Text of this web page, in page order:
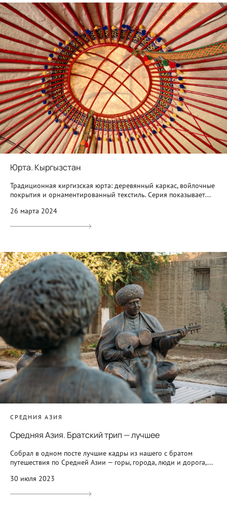
Юрта. Кыргызстан
Традиционная киргизская юрта: деревянный каркас, войлочные
покрытия и орнаментированный текстиль. Серия показывает...
26 марта 2024
СРЕДНИЯ АЗИЯ
Средняя Азия. Братский трип — лучшее
Собрал в одном посте лучшие кадры из нашего с братом
путешествия по Средней Азии — горы, города, люди и дорога,...
30 июля 2023